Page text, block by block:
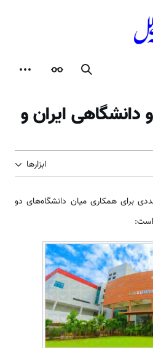
جستجوظاهر
دانشگاهی ایران و
ابزارها
برای همکاری میان دانشگاه‌های دو
است: